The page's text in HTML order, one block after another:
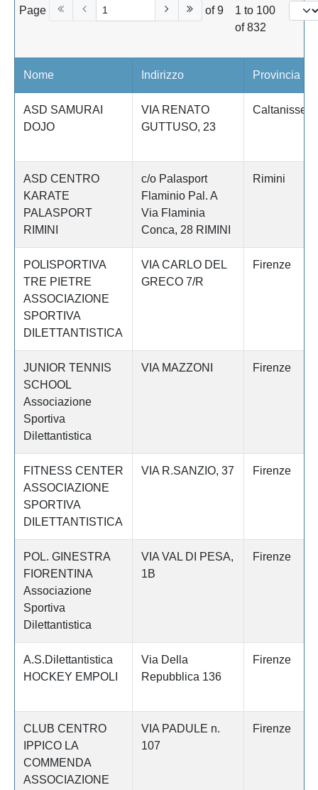
Page of 9
1 to 100
of 832
Nome Indirizzo Provincia
ASD SAMURAI
DOJO
VIA RENATO
GUTTUSO, 23
Caltanissetta
ASD CENTRO
KARATE
PALASPORT
RIMINI
c/o Palasport
Flaminio Pal. A
Via Flaminia
Conca, 28 RIMINI
Rimini
POLISPORTIVA
TRE PIETRE
ASSOCIAZIONE
SPORTIVA
DILETTANTISTICA
VIA CARLO DEL
GRECO 7/R
Firenze
JUNIOR TENNIS
SCHOOL
Associazione
Sportiva
Dilettantistica
VIA MAZZONI Firenze
FITNESS CENTER
ASSOCIAZIONE
SPORTIVA
DILETTANTISTICA
VIA R.SANZIO, 37 Firenze
POL. GINESTRA
FIORENTINA
Associazione
Sportiva
Dilettantistica
VIA VAL DI PESA,
1B
Firenze
A.S.Dilettantistica
HOCKEY EMPOLI
Via Della
Repubblica 136
Firenze
CLUB CENTRO
IPPICO LA
COMMENDA
ASSOCIAZIONE
VIA PADULE n.
107
Firenze